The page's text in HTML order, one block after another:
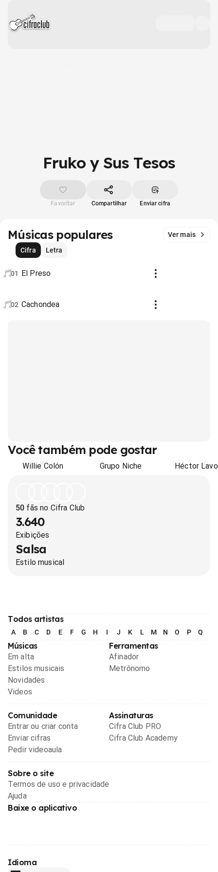
Fruko y Sus Tesos
Favoritar Compartilhar Enviar cifra
Músicas populares
Ver mais
Cifra
Letra
01 El Preso
02 Cachondea
Você também pode gostar
Willie Colón Grupo Niche Héctor
50 fãs no Cifra Club
3.640
Exibições
Salsa
Estilo musical
Todos artistas
A B C D E F G H I J K L M N O P Q
Músicas
Em alta
Estilos musicais
Novidades
Videos
Ferramentas
Afinador
Metrônomo
Comunidade
Entrar ou criar conta
Enviar cifras
Pedir videoaula
Assinaturas
Cifra Club PRO
Cifra Club Academy
Sobre o site
Termos de uso e privacidade
Ajuda
Baixe o aplicativo
Idioma